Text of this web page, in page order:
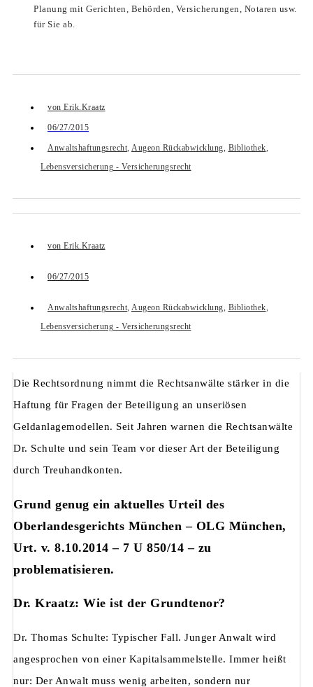
Planung mit Gerichten, Behörden, Versicherungen, Notaren usw.
für Sie ab.
von Erik.Kraatz
06/27/2015
Anwaltshaftungsrecht, Augeon Rückabwicklung, Bibliothek,
Lebensversicherung - Versicherungsrecht
von Erik.Kraatz
06/27/2015
Anwaltshaftungsrecht, Augeon Rückabwicklung, Bibliothek,
Lebensversicherung - Versicherungsrecht
Die Rechtsordnung nimmt die Rechtsanwälte stärker in die
Haftung für Fragen der Beteiligung an unseriösen
Geldanlagemodellen. Seit Jahren warnen die Rechtsanwälte
Dr. Schulte und sein Team vor dieser Art der Beteiligung
durch Treuhandkonten.
Grund genug ein aktuelles Urteil des
Oberlandesgerichts München – OLG München,
Urt. v. 8.10.2014 – 7 U 850/14 – zu
problematisieren.
Dr. Kraatz: Wie ist der Grundtenor?
Dr. Thomas Schulte: Typischer Fall. Junger Anwalt wird
angesprochen von einer Kapitalsammelstelle. Immer heißt
nur: Der Anwalt muss wenig arbeiten, sondern nur